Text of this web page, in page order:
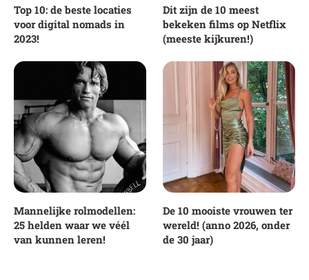
Top 10: de beste locaties
voor digital nomads in
2023!
Dit zijn de 10 meest
bekeken films op Netflix
(meeste kijkuren!)
Mannelijke rolmodellen:
25 helden waar we véél
van kunnen leren!
De 10 mooiste vrouwen ter
wereld! (anno 2026, onder
de 30 jaar)